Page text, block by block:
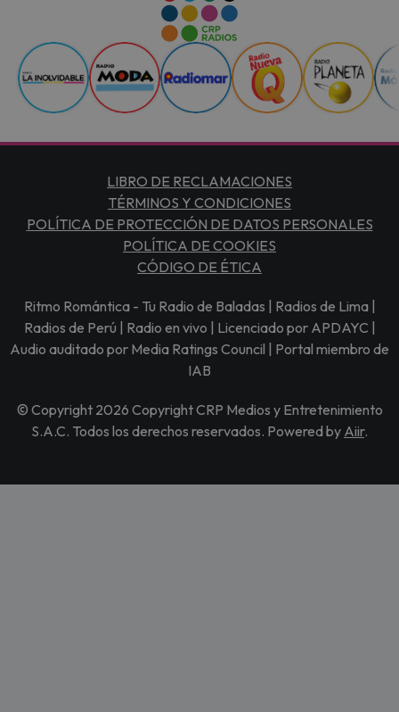
LIBRO DE RECLAMACIONES
TÉRMINOS Y CONDICIONES
POLÍTICA DE PROTECCIÓN DE DATOS PERSONALES
POLÍTICA DE COOKIES
CÓDIGO DE ÉTICA
Ritmo Romántica - Tu Radio de Baladas | Radios de Lima |
Radios de Perú | Radio en vivo | Licenciado por APDAYC |
Audio auditado por Media Ratings Council | Portal miembro de
IAB
© Copyright 2026 Copyright CRP Medios y Entretenimiento
S.A.C. Todos los derechos reservados. Powered by Aiir.